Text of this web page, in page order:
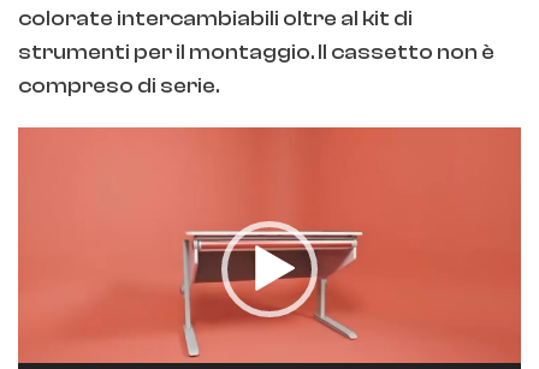
colorate intercambiabili oltre al kit di
strumenti per il montaggio. Il cassetto non è
compreso di serie.